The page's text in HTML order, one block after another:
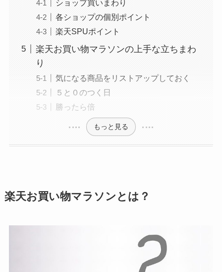
ショップ買いまわり
各ショップの個別ポイント
楽天SPUポイント
楽天お買い物マラソンの上手な立ちまわ
り
気になる商品をリストアップしておく
５と０のつく日
勝ったら倍
もっと見る
楽天お買い物マラソンとは？